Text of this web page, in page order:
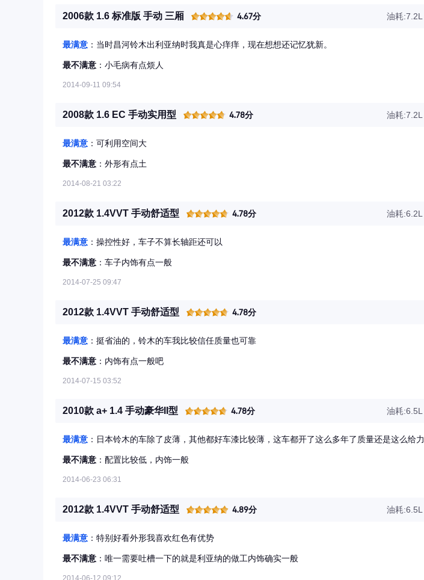
2006款 1.6 标准版 手动 三厢 4.67分 油耗:7.2L
最满意 ：当时昌河铃木出利亚纳时我真是心痒痒，现在想想还记忆犹新。​
最不满意 ：小毛病有点烦人
2014-09-11 09:54
2008款 1.6 EC 手动实用型 4.78分 油耗:7.2L
最满意 ：可利用空间大
最不满意 ：外形有点土
2014-08-21 03:22
2012款 1.4VVT 手动舒适型 4.78分 油耗:6.2L
最满意 ：操控性好，车子不算长轴距还可以
最不满意 ：车子内饰有点一般
2014-07-25 09:47
2012款 1.4VVT 手动舒适型 4.78分
最满意 ：挺省油的，铃木的车我比较信任质量也可靠
最不满意 ：内饰有点一般吧
2014-07-15 03:52
2010款 a+ 1.4 手动豪华II型 4.78分 油耗:6.5L
最满意 ：日本铃木的车除了皮薄，其他都好车漆比较薄，这车都开了这么多年了质量还是这么给力​
最不满意 ：配置比较低，内饰一般
2014-06-23 06:31
2012款 1.4VVT 手动舒适型 4.89分 油耗:6.5L
最满意 ：特别好看外形我喜欢红色有优势
最不满意 ：唯一需要吐槽一下的就是利亚纳的做工内饰确实一般
2014-06-12 09:12